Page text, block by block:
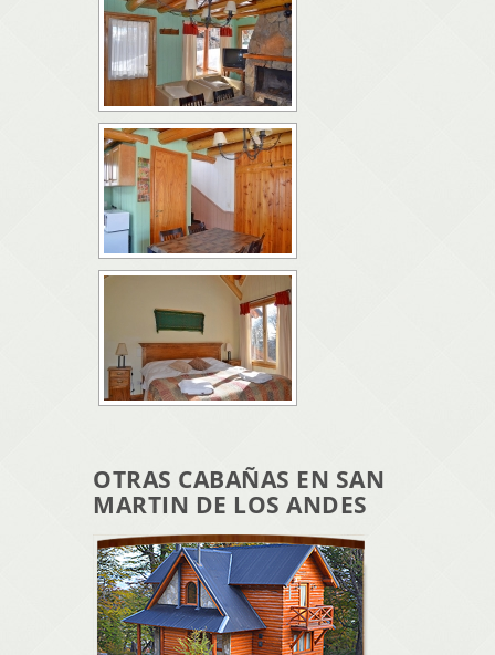
OTRAS CABAÑAS EN SAN
MARTIN DE LOS ANDES